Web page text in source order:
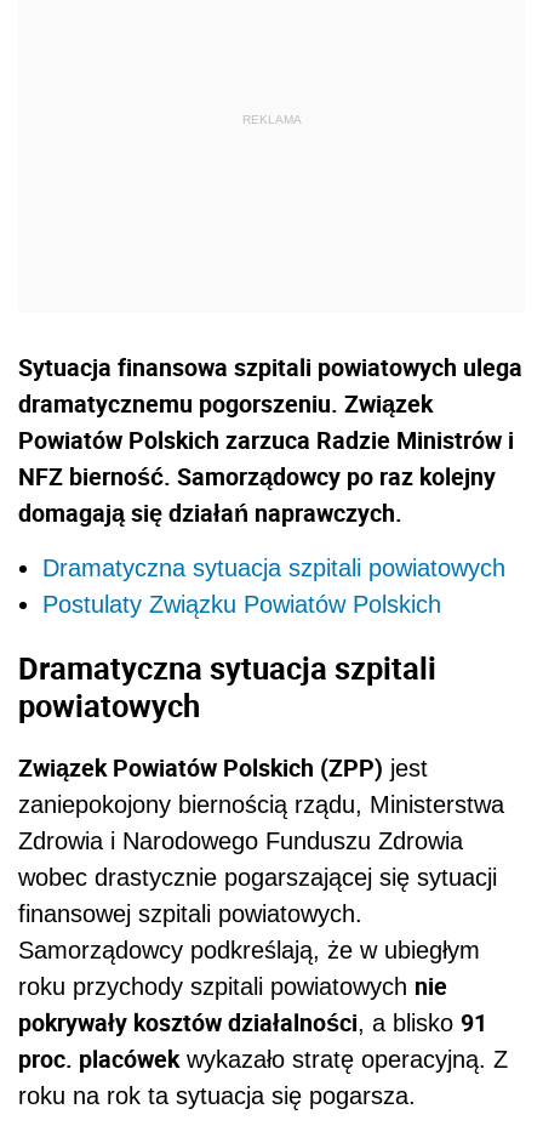
Sytuacja finansowa szpitali powiatowych ulega
dramatycznemu pogorszeniu. Związek
Powiatów Polskich zarzuca Radzie Ministrów i
NFZ bierność. Samorządowcy po raz kolejny
domagają się działań naprawczych.
Dramatyczna sytuacja szpitali powiatowych
Postulaty Związku Powiatów Polskich
Dramatyczna sytuacja szpitali
powiatowych
Związek Powiatów Polskich (ZPP) jest
zaniepokojony biernością rządu, Ministerstwa
Zdrowia i Narodowego Funduszu Zdrowia
wobec drastycznie pogarszającej się sytuacji
finansowej szpitali powiatowych.
Samorządowcy podkreślają, że w ubiegłym
roku przychody szpitali powiatowych nie
pokrywały kosztów działalności, a blisko 91
proc. placówek wykazało stratę operacyjną. Z
roku na rok ta sytuacja się pogarsza.